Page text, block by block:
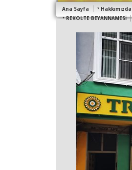
Ana Sayfa Hakkımızda
REKOLTE BEYANNAMESİ